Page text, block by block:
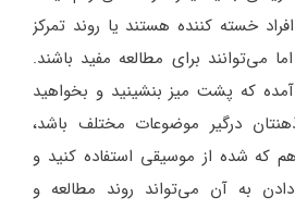
خسته کننده هستند یا روند تمرکز
می‌توانند برای مطالعه مفید باشند.
که پشت میز بنشینید و بخواهید
درگیر موضوعات مختلف باشد،
که شده از موسیقی استفاده کنید و
به آن می‌تواند روند مطالعه و